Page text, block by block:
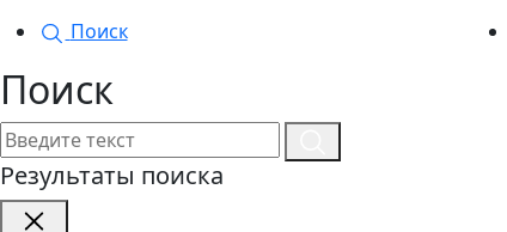
Поиск
Поиск
Результаты поиска